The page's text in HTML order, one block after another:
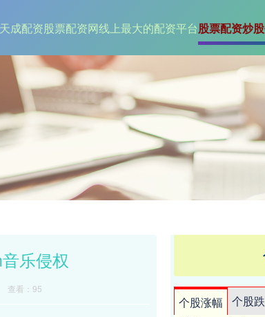
天成配资股票配资网线上最大的配资平台股票配资炒
乐侵权
查看：95
个股涨幅 个股